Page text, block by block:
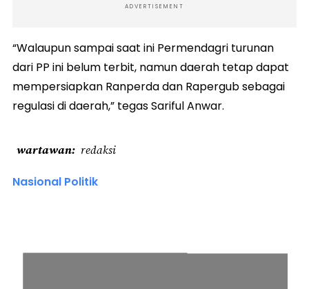
ADVERTISEMENT
“Walaupun sampai saat ini Permendagri turunan
dari PP ini belum terbit, namun daerah tetap dapat
mempersiapkan Ranperda dan Rapergub sebagai
regulasi di daerah,” tegas Sariful Anwar.
wartawan redaksi
Nasional Politik